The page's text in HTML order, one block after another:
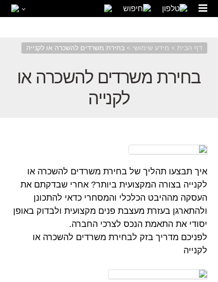
דף הבית > מידע שימושי > בחירת משרדים להשכרה או לקנייה
בחירת משרדים להשכרה או
לקנייה
איך תבצעו תהליך של בחירת משרדים להשכרה או
לקנייה בצורה המקצועית ביותר? אחרי שבדקתם את
העסקה מההיבט הכלכלי והמסחרי כדאי להתכונן
ולהתארגן בעזרת מעצבת פנים מקצועית ולבדוק באופן
יסודי את התאמת הנכס לצרכי החברה.
לפניכם מדריך בזק לבחירת משרדים להשכרה או
לקנייה